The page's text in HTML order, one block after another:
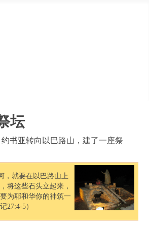
坛
书亚转向以巴路山，建了一座祭
，就要在以巴路山上
将这些石头立起来，
为耶和华你的神筑一
27:4-5）